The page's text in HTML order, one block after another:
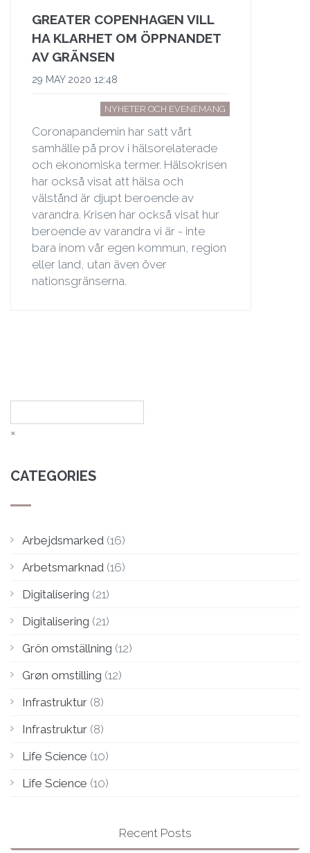
GREATER COPENHAGEN VILL
HA KLARHET OM ÖPPNANDET
AV GRÄNSEN
29 MAY 2020 12:48
NYHETER OCH EVENEMANG
Coronapandemin har satt vårt
samhälle på prov i hälsorelaterade
och ekonomiska termer. Hälsokrisen
har också visat att hälsa och
välstånd är djupt beroende av
varandra. Krisen har också visat hur
beroende av varandra vi är - inte
bara inom vår egen kommun, region
eller land, utan även över
nationsgränserna.
×
CATEGORIES
Arbejdsmarked (16)
Arbetsmarknad (16)
Digitalisering (21)
Digitalisering (21)
Grön omställning (12)
Grøn omstilling (12)
Infrastruktur (8)
Infrastruktur (8)
Life Science (10)
Life Science (10)
Recent Posts